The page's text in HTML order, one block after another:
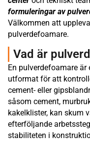
formuleringar av
Välkommen att
pulverdefoamare.
Vad är
En pulverdefoamare
utformat för att
cement- eller
såsom cement,
kakelklister, kan skum
efterföljande
stabiliteten i